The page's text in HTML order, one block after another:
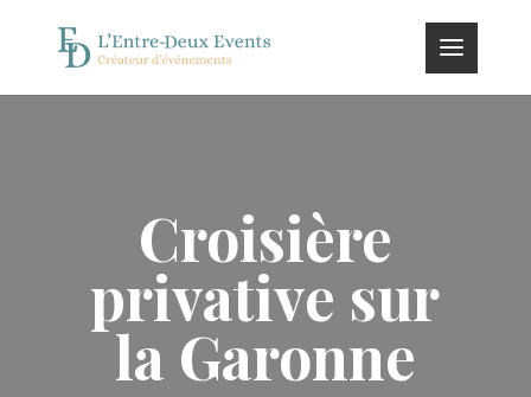
Croisière
privative sur
la Garonne